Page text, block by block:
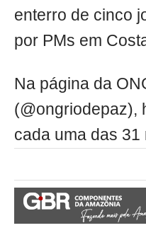
enterro de cinco
por PMs em
Na página da
(@ongriodepaz),
cada uma das 31